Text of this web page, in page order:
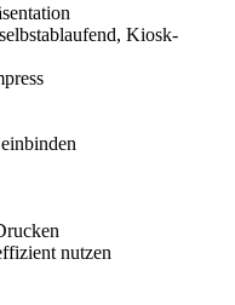
Kiosk-
nutzen